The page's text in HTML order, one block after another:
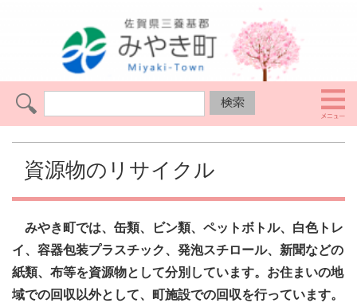
資源物のリサイクル
みやき町では、缶類、ビン類、ペットボトル、白色トレ
イ、容器包装プラスチック、発泡スチロール、新聞などの
紙類、布等を資源物として分別しています。お住まいの地
域での回収以外として、町施設での回収を行っています。